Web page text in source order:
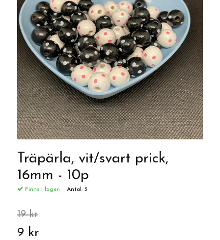
Träpärla, vit/svart prick,
16mm - 10p
Finns i lager: Antal: 3
19 kr
9 kr